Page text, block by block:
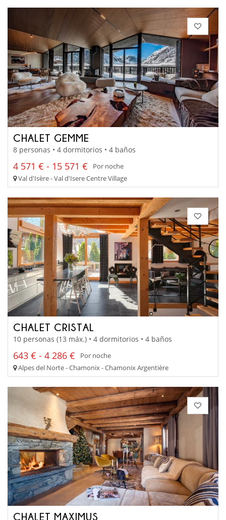
CHALET GEMME
8 personas • 4 dormitorios • 4 baños
4 571 € - 15 571 €
Por noche
Val d'Isère - Val d'Isere Centre Village
CHALET CRISTAL
10 personas (13 máx.) • 4 dormitorios • 4 baños
643 € - 4 286 €
Por noche
Alpes del Norte - Chamonix - Chamonix Argentière
CHALET MAXIMUS